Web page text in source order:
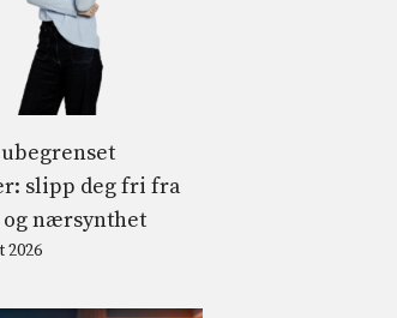
slipp deg fri fra
nærsynthet
2026